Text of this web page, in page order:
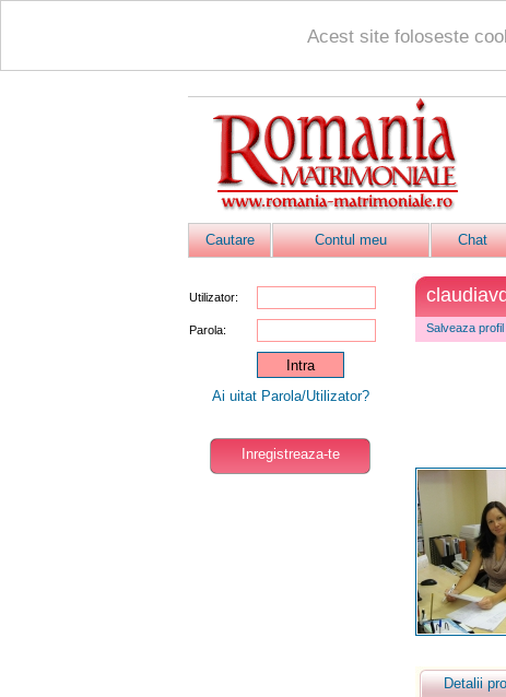
Acest site foloseste
Cautare Contul meu Chat
Utilizator:
Parola:
Ai uitat Parola/Utilizator?
Inregistreaza-te
claudiavd
Salveaza profil
Detalii